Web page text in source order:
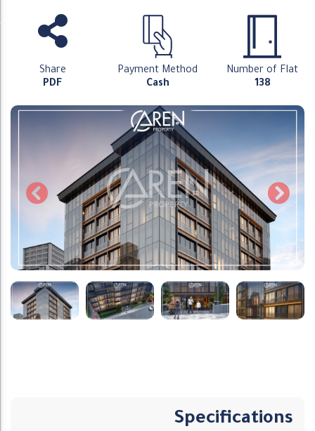
Number of Flat
138
Payment Method
Cash
Share
PDF
Specifications